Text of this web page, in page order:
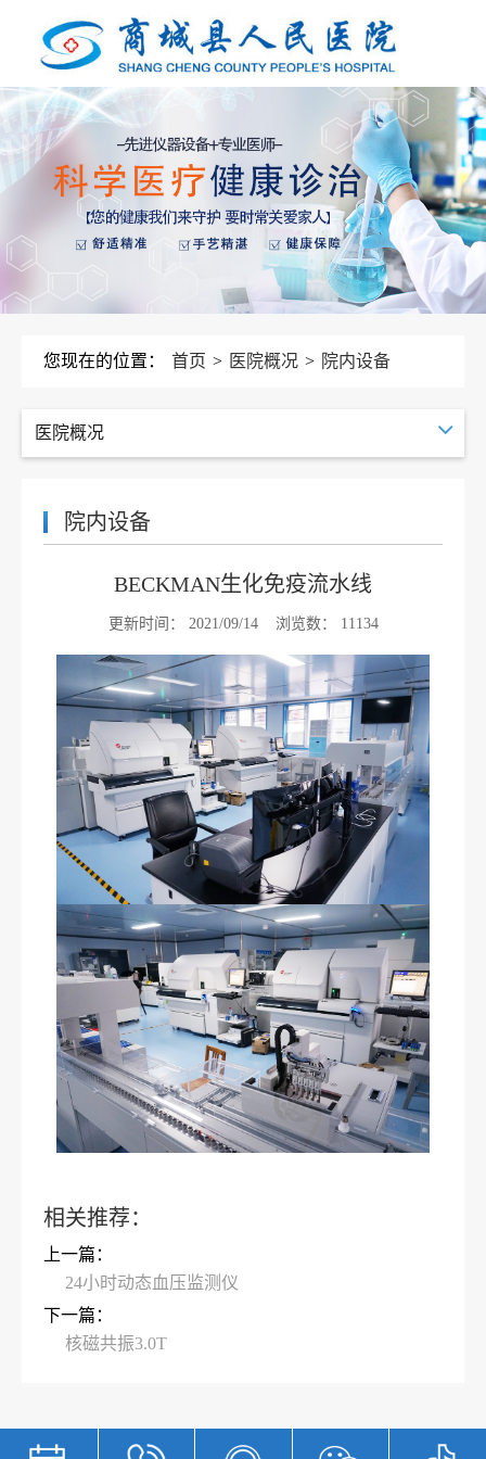
您现在的位置： 首页 > 医院概况 > 院内设备
医院概况
院内设备
BECKMAN生化免疫流水线
更新时间： 2021/09/14 浏览数： 11134
相关推荐：
上一篇：
24小时动态血压监测仪
下一篇：
核磁共振3.0T